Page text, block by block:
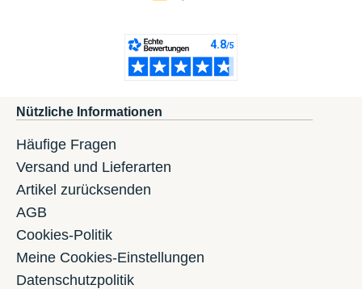
Nützliche Informationen
Häufige Fragen
Versand und Lieferarten
Artikel zurücksenden
AGB
Cookies-Politik
Meine Cookies-Einstellungen
Datenschutzpolitik